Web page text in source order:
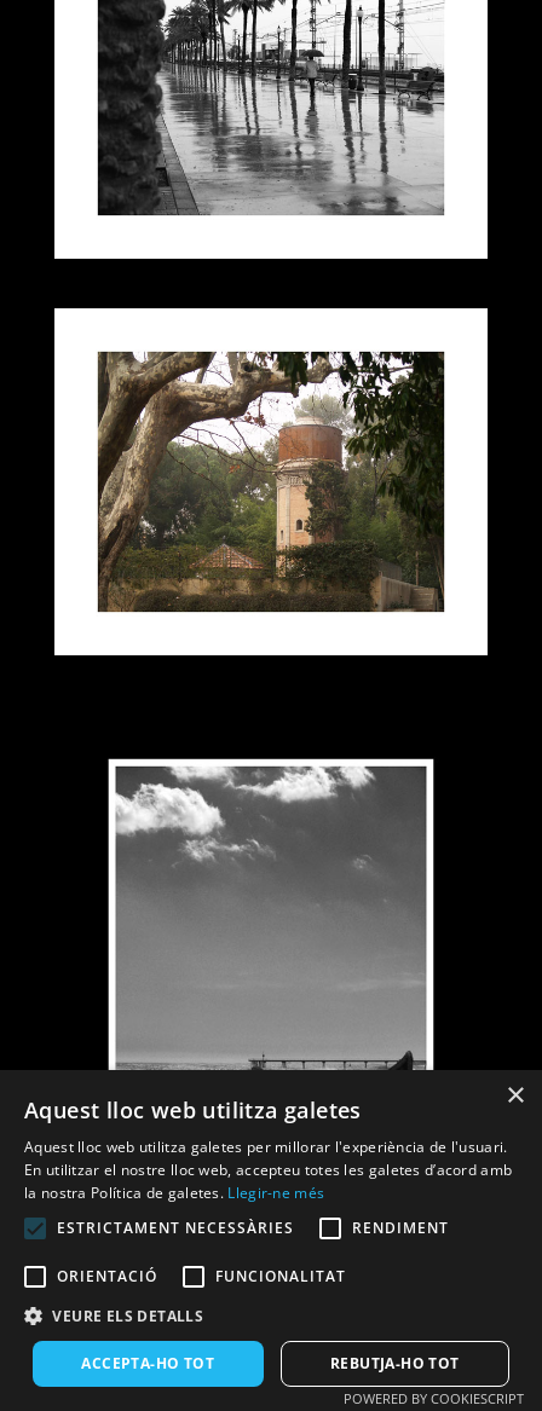
×
Aquest lloc web utilitza galetes
Aquest lloc web utilitza galetes per millorar l'experiència de l'usuari.
En utilitzar el nostre lloc web, accepteu totes les galetes d’acord amb
la nostra Política de galetes. Llegir-ne més
ESTRICTAMENT NECESSÀRIES
RENDIMENT
ORIENTACIÓ
FUNCIONALITAT
VEURE ELS DETALLS
ACCEPTA-HO TOT REBUTJA-HO TOT
POWERED BY COOKIESCRIPT